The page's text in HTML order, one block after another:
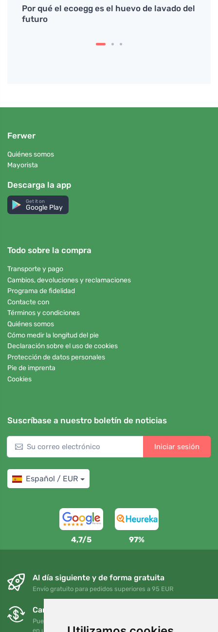
Por qué el ecoegg es el huevo de lavado del
futuro
Ferwer
Quiénes somos
Mayorista
Descarga la app
Get it on
Google Play
Todo sobre la compra
Transporte y pago
Cambios, devoluciones y reclamaciones
Programa de fidelidad
Contacte con
Términos y condiciones
Quiénes somos
Cómo medir la longitud del pie
Declaración sobre el uso de cookies
Protección de datos personales
Pie de imprenta
Cookies
Suscríbase a nuestro boletín de noticias
Iniciar sesión
Español / EUR
4,7/5 97%
Al día siguiente y de forma gratuita
Envío gratuito para pedidos superiores a 95 EUR
Cambios y devoluciones gratuitos
Puede devolver o cambiar su pedido en cualquier momento
en un plazo de 90 días